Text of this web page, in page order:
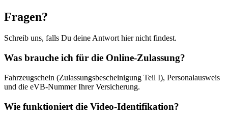
Fragen?
Schreib uns, falls Du deine Antwort hier nicht findest.
Was brauche ich für die Online-Zulassung?
Fahrzeugschein (Zulassungsbescheinigung Teil I), Personalausweis
und die eVB-Nummer Ihrer Versicherung.
Wie funktioniert die Video-Identifikation?